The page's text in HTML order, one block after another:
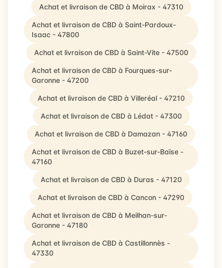
Achat et livraison de CBD à Moirax - 47310
Achat et livraison de CBD à Saint-Pardoux-
Isaac - 47800
Achat et livraison de CBD à Saint-Vite - 47500
Achat et livraison de CBD à Fourques-sur-
Garonne - 47200
Achat et livraison de CBD à Villeréal - 47210
Achat et livraison de CBD à Lédat - 47300
Achat et livraison de CBD à Damazan - 47160
Achat et livraison de CBD à Buzet-sur-Baïse -
47160
Achat et livraison de CBD à Duras - 47120
Achat et livraison de CBD à Cancon - 47290
Achat et livraison de CBD à Meilhan-sur-
Garonne - 47180
Achat et livraison de CBD à Castillonnès -
47330